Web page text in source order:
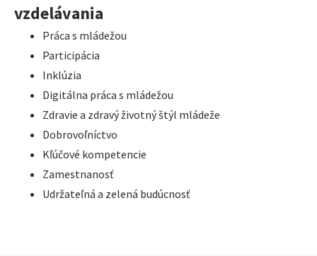
vzdelávania
Práca s mládežou
Participácia
Inklúzia
Digitálna práca s mládežou
Zdravie a zdravý životný štýl mládeže
Dobrovoľníctvo
Kľúčové kompetencie
Zamestnanosť
Udržateľná a zelená budúcnosť